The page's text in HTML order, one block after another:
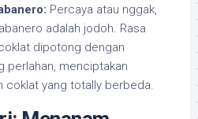
Percaya atau nggak,
adalah jodoh. Rasa
dipotong dengan
perlahan, menciptakan
coklat yang totally berbeda.